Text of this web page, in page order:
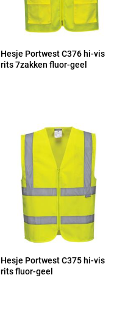
Hesje Portwest C376 hi-vis
rits 7zakken fluor-geel
Hesje Portwest C375 hi-vis
rits fluor-geel